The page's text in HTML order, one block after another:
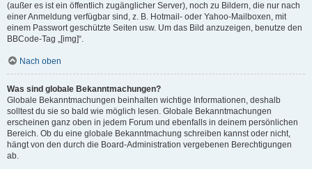
(außer es ist ein öffentlich zugänglicher Server), noch zu Bildern, die nur nach
einer Anmeldung verfügbar sind, z. B. Hotmail- oder Yahoo-Mailboxen, mit
einem Passwort geschützte Seiten usw. Um das Bild anzuzeigen, benutze den
BBCode-Tag „[img]“.
Nach oben
Was sind globale Bekanntmachungen?
Globale Bekanntmachungen beinhalten wichtige Informationen, deshalb
solltest du sie so bald wie möglich lesen. Globale Bekanntmachungen
erscheinen ganz oben in jedem Forum und ebenfalls in deinem persönlichen
Bereich. Ob du eine globale Bekanntmachung schreiben kannst oder nicht,
hängt von den durch die Board-Administration vergebenen Berechtigungen
ab.